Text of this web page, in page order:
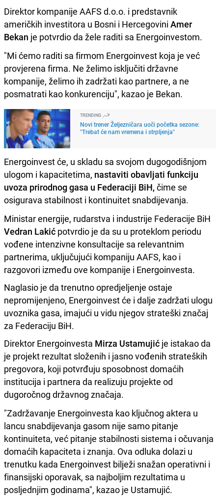
Direktor kompanije AAFS d.o.o. i predstavnik
američkih investitora u Bosni i Hercegovini Amer
Bekan je potvrdio da žele raditi sa Energoinvestom.
"Mi ćemo raditi sa firmom Energoinvest koja je već
provjerena firma. Ne želimo isključiti državne
kompanije, želimo ih zadržati kao partnere, a ne
posmatrati kao konkurenciju", kazao je Bekan.
TRENDING
Novi trener Željezničara uoči početka sezone:
"Trebat će nam vremena i strpljenja"
Energoinvest će, u skladu sa svojom dugogodišnjom
ulogom i kapacitetima, nastaviti obavljati funkciju
uvoza prirodnog gasa u Federaciji BiH, čime se
osigurava stabilnost i kontinuitet snabdijevanja.
Ministar energije, rudarstva i industrije Federacije BiH
Vedran Lakić potvrdio je da su u proteklom periodu
vođene intenzivne konsultacije sa relevantnim
partnerima, uključujući kompaniju AAFS, kao i
razgovori između ove kompanije i Energoinvesta.
Naglasio je da trenutno opredjeljenje ostaje
nepromijenjeno, Energoinvest će i dalje zadržati ulogu
uvoznika gasa, imajući u vidu njegov strateški značaj
za Federaciju BiH.
Direktor Energoinvesta Mirza Ustamujić je istakao da
je projekt rezultat složenih i jasno vođenih strateških
pregovora, koji potvrđuju sposobnost domaćih
institucija i partnera da realizuju projekte od
dugoročnog državnog značaja.
"Zadržavanje Energoinvesta kao ključnog aktera u
lancu snabdijevanja gasom nije samo pitanje
kontinuiteta, već pitanje stabilnosti sistema i očuvanja
domaćih kapaciteta i znanja. Ova odluka dolazi u
trenutku kada Energoinvest bilježi snažan operativni i
finansijski oporavak, sa najboljim rezultatima u
posljednjim godinama", kazao je Ustamujić.